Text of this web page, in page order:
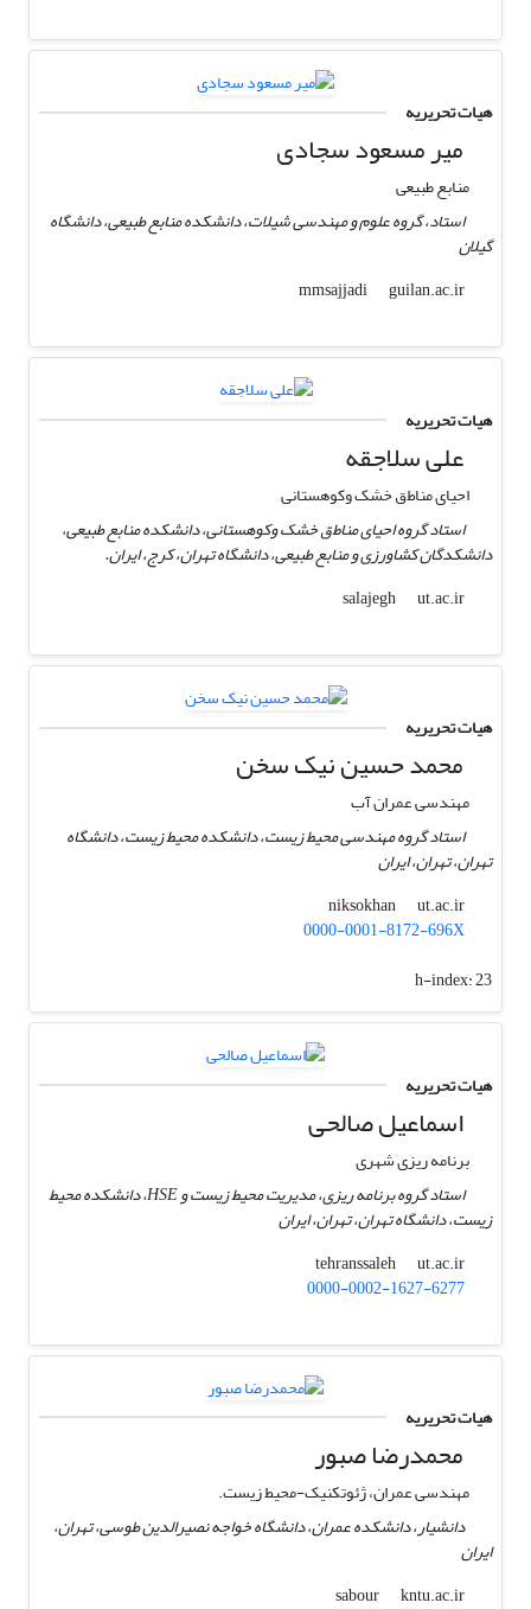
هیات تحریریه
میر مسعود سجادی
منابع طبیعی
استاد، گروه علوم و مهندسی شیلات، دانشکده منابع طبیعی، دانشگاه
گیلان
mmsajjadi
guilan.ac.ir
هیات تحریریه
علی سلاجقه
احیای‌ مناط‌ق‌ خشک‌ وکوهستانی‌
استاد گروه احیای‌ مناط‌ق‌ خشک‌ وکوهستانی‌، دانشکده منابع طبیعی،
دانشکدگان کشاورزی و منابع طبیعی، دانشگاه تهران، کرج، ایران.
salajegh
ut.ac.ir
هیات تحریریه
محمد حسین نیک سخن
مهندسی عمران آب
استاد گروه مهندسی محیط زیست، دانشکده محیط زیست، دانشگاه
تهران، تهران، ایران
niksokhan
ut.ac.ir
0000-0001-8172-696X
h-index:23
هیات تحریریه
اسماعیل صالحی
برنامه ریزی شهری
استاد گروه برنامه ریزی، مدیریت محیط زیست و HSE، دانشکده محیط
زیست، دانشگاه تهران، تهران، ایران
tehranssaleh
ut.ac.ir
0000-0002-1627-6277
هیات تحریریه
محمدرضا صبور
مهندسی عمران، ژئوتکنیک-محیط زیست.
دانشیار، دانشکده عمران، دانشگاه خواجه نصیرالدین طوسی، تهران،
ایران
sabour
kntu.ac.ir